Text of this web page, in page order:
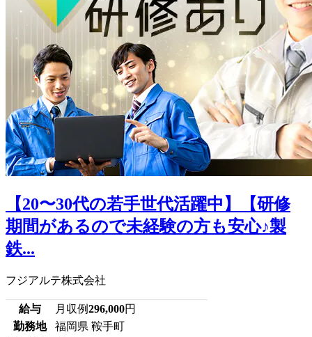
【20〜30代の若手世代活躍中】【研修
期間があるので未経験の方も安心♪製
鉄...
フジアルテ株式会社
給与 月収例296,000円
勤務地
福岡県 鞍手町